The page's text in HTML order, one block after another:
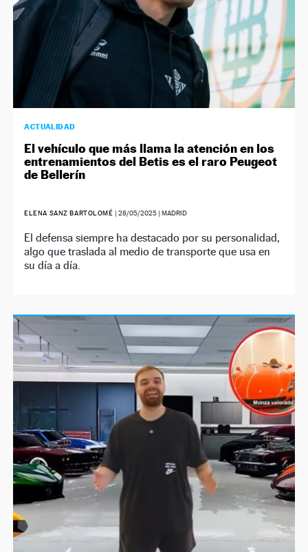
ACTUALIDAD
El vehículo que más llama la atención en los
entrenamientos del Betis es el raro Peugeot
de Bellerín
ELENA SANZ BARTOLOMÉ | 28/05/2025| MADRID
El defensa siempre ha destacado por su personalidad,
algo que traslada al medio de transporte que usa en
su día a día.